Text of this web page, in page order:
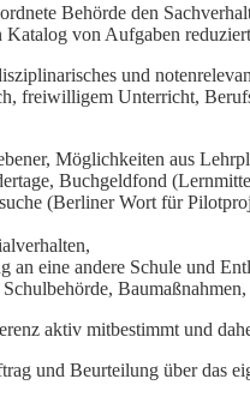
Behörde den
von Aufgaben
und
freiwilligem Unterricht,
Möglichkeiten aus
Buchgeldfond
(Berliner Wort für
eine andere Schule und
aktiv mitbestimmt und
und Beurteilung über das